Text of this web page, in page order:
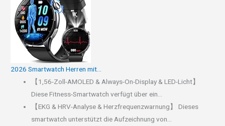
2026 Smartwatch Herren mit...
【1,56-Zoll-AMOLED & Always-On-Display & LED-Licht】
Diese Fitness-Smartwatch verfügt über ein...
【EKG & HRV-Analyse & Herzfrequenzwarnung】 Dieses
smartwatch unterstützt die Aufzeichnung von...